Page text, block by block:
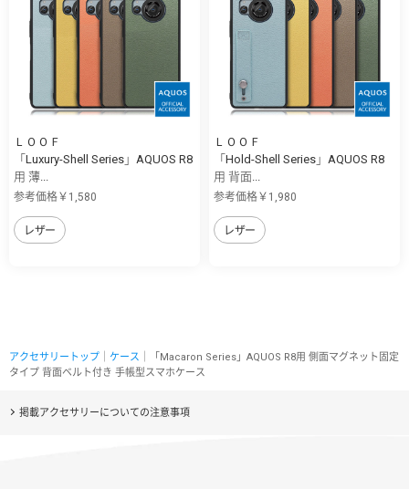
ＬＯＯＦ
「Luxury-Shell Series」AQUOS R8
用 薄...
参考価格￥1,580
レザー
ＬＯＯＦ
「Hold-Shell Series」AQUOS R8
用 背面...
参考価格￥1,980
レザー
アクセサリートップ ケース ｜「Macaron Series」AQUOS R8用 側面マグネット固定
タイプ 背面ベルト付き 手帳型スマホケース
掲載アクセサリーについての注意事項